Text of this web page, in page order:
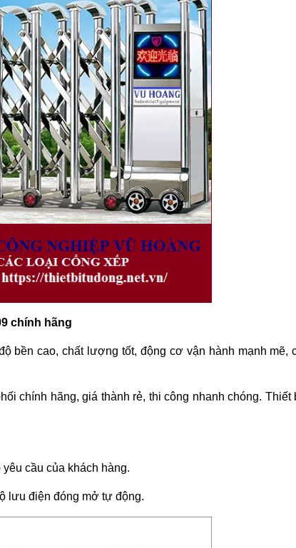
chính hãng
bền cao, chất lượng tốt, động cơ vận hành mạnh mẽ,
chính hãng, giá thành rẻ, thi công nhanh chóng. Thiết
cầu của khách hàng.
lưu điện đóng mở tự động.